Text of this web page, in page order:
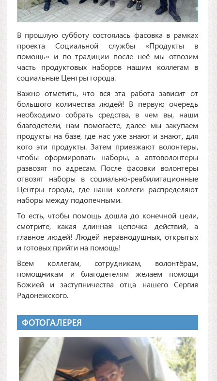
В прошлую субботу состоялась фасовка в рамках
проекта Социальной службы «Продукты в
помощь» и по традиции после неё мы отвозим
часть продуктовых наборов нашим коллегам в
социальные Центры города.
Важно отметить, что вся эта работа зависит от
большого количества людей! В первую очередь
необходимо собрать средства, в чем вы, наши
благодетели, нам помогаете, далее мы закупаем
продукты на базе, где нас уже знают и знают, для
кого эти продукты. Затем приезжают волонтеры,
чтобы сформировать наборы, а автоволонтеры
развозят по адресам. После фасовки волонтеры
отвозят наборы в социально-реабилитационные
Центры города, где наши коллеги распределяют
наборы между подопечными.
То есть, чтобы помощь дошла до конечной цели,
смотрите, какая длинная цепочка действий, а
главное людей! Людей неравнодушных, открытых
и готовых прийти на помощь!
Всем коллегам, сотрудникам, волонтёрам,
помощникам и благодетелям желаем помощи
Божией и заступничества отца нашего Сергия
Радонежского.
ФОТОГАЛЕРЕЯ